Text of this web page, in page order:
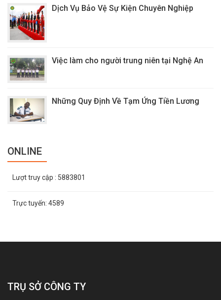
Dịch Vụ Bảo Vệ Sự Kiện Chuyên Nghiệp
Việc làm cho người trung niên tại Nghệ An
Những Quy Định Về Tạm Ứng Tiền Lương
ONLINE
Lượt truy cập : 5883801
Trực tuyến: 4589
TRỤ SỞ CÔNG TY